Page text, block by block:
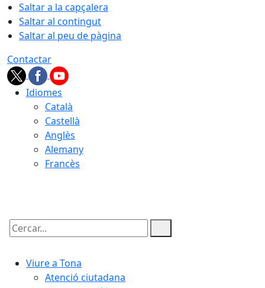
Saltar a la capçalera
Saltar al contingut
Saltar al peu de pàgina
Contactar
Idiomes
Català
Castellà
Anglès
Alemany
Francès
Cercar:
Viure a Tona
Atenció ciutadana